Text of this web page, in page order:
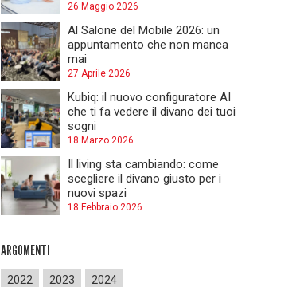
26 Maggio 2026
Al Salone del Mobile 2026: un
appuntamento che non manca
mai
27 Aprile 2026
Kubiq: il nuovo configuratore AI
che ti fa vedere il divano dei tuoi
sogni
18 Marzo 2026
Il living sta cambiando: come
scegliere il divano giusto per i
nuovi spazi
18 Febbraio 2026
ARGOMENTI
2022 2023
2024